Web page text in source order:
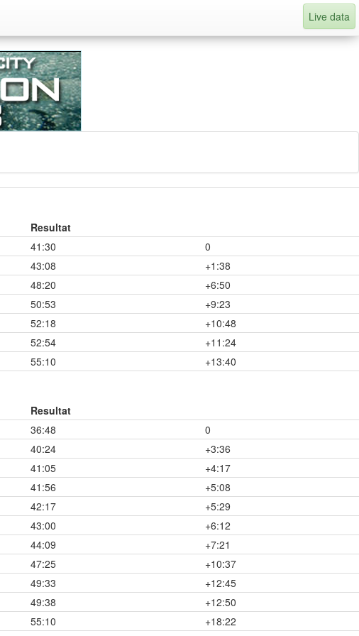
Live data
Resultat
41:30
0
43:08
+1:38
48:20
+6:50
50:53
+9:23
52:18
+10:48
52:54
+11:24
55:10 +13:40
Resultat
36:48
0
40:24
+3:36
41:05
+4:17
41:56
+5:08
42:17
+5:29
43:00
+6:12
44:09
+7:21
47:25
+10:37
49:33
+12:45
49:38
+12:50
55:10 +18:22